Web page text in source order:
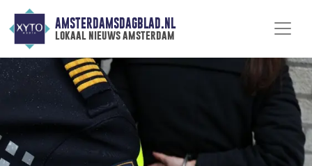
AMSTERDAMSDAGBLAD.NL
lokaal nieuws amsterdam